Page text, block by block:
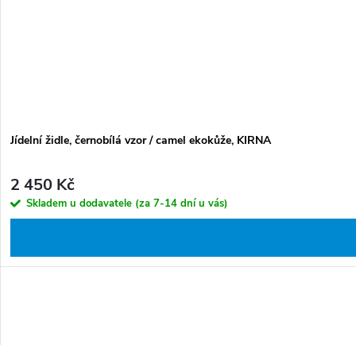
Jídelní židle, černobílá vzor / camel ekokůže, KIRNA
2 450 Kč
Skladem u dodavatele (za 7-14 dní u vás)